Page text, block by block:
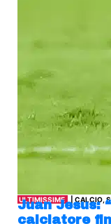
ULTIMISSIME | CALCIO,
Juan Jesus:
calciatore